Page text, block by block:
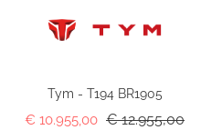
Tym - T194 BR1905
€ 10.955,00 Normale prijs
€ 12.955,00Prijs